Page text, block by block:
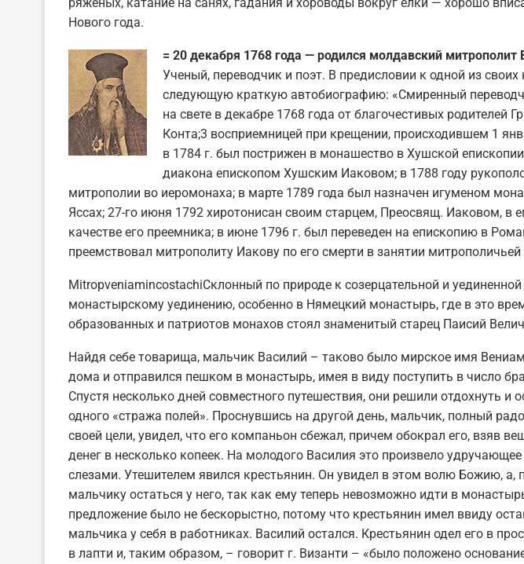
Нового года.
= 20 декабря 1768 года — родился молдавский митрополит
Ученый, переводчик и поэт. В предисловии к одной из своих
следующую краткую автобиографию: «Смиренный
на свете в декабре 1768 года от благочестивых родителей
Конта;3 восприемницей при крещении, происходившем 1
в 1784 г. был пострижен в монашество в Хушской
диакона епископом Хушским Иаковом; в 1788 году
митрополии во иеромонаха; в марте 1789 года был назначен игуменом
Яссах; 27-го июня 1792 хиротонисан своим старцем, Преосвящ. Иаковом, в
качестве его преемника; в июне 1796 г. был переведен на епископию в
преемствовал митрополиту Иакову по его смерти в занятии
MitropveniamincostachiСклонный по природе к созерцательной и
монастырскому уединению, особенно в Нямецкий монастырь, где в это
образованных и патриотов монахов стоял знаменитый старец Паисий
Найдя себе товарища, мальчик Василий – таково было мирское имя
дома и отправился пешком в монастырь, имея в виду поступить в число
Спустя несколько дней совместного путешествия, они решили отдохнуть и
одного «стража полей». Проснувшись на другой день, мальчик, полный
своей цели, увидел, что его компаньон сбежал, причем обокрал его, взяв
денег в несколько копеек. На молодого Василия это произвело удручающее
слезами. Утешителем явился крестьянин. Он увидел в этом волю Божию, а,
мальчику остаться у него, так как ему теперь невозможно идти в
предложение было не бескорыстно, потому что крестьянин имел ввиду
мальчика у себя в работниках. Василий остался. Крестьянин одел его в
в лапти и, таким образом, – говорит г. Византи – «было положено